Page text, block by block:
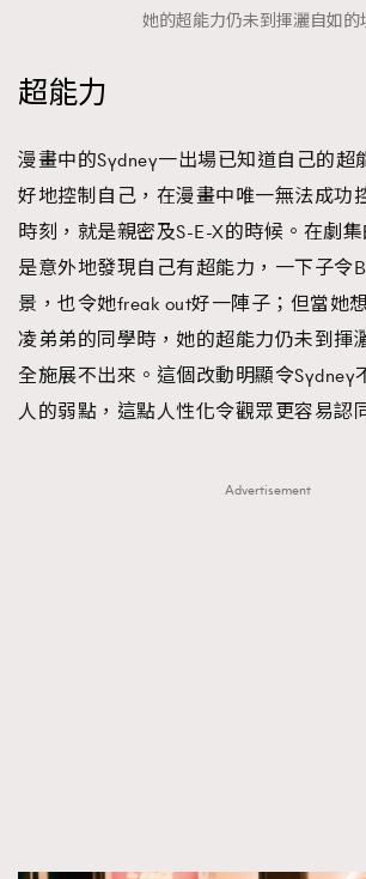
她的超能力仍未到揮灑自如的
超能力
漫畫中的Sydney一出場已知道自己的超
好地控制自己，在漫畫中唯一無法成功
時刻，就是親密及S-E-X的時候。在劇
是意外地發現自己有超能力，一下子令
景，也令她freak out好一陣子；但當她
凌弟弟的同學時，她的超能力仍未到揮
全施展不出來。這個改動明顯令Sydney
人的弱點，這點人性化令觀眾更容易認
Advertisement